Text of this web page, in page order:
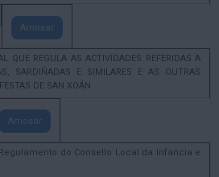
Amosar
QUE REGULA AS ACTIVIDADES REFERIDAS A
SARDIÑADAS E SIMILARES E AS OUTRAS
DE SAN XOÁN
Amosar
do Consello Local da Infancia e